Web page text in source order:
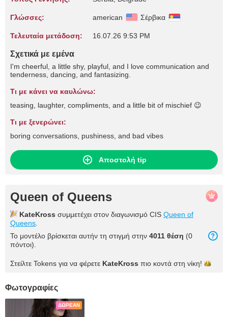
Γλώσσες: american Σέρβικα
Τελευταία μετάδοση: 16.07.26 9:53 PM
Σχετικά με εμένα
I'm cheerful, a little shy, playful, and I love communication and
tenderness, dancing, and fantasizing.
Τι με κάνει να καυλώνω:
teasing, laughter, compliments, and a little bit of mischief 😉
Τι με ξενερώνει:
boring conversations, pushiness, and bad vibes
Αποστολή tip
Queen of Queens
KateKross συμμετέχει στον διαγωνισμό CIS Queen of
Queens
Το μοντέλο βρίσκεται αυτήν τη στιγμή στην 4011 θέση (0
πόντοι).
Στείλτε Tokens για να φέρετε KateKross πιο κοντά στη νίκη!
Φωτογραφίες
ΔΩΡΕΆΝ